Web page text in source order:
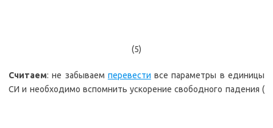
(5)
Считаем: не забываем перевести все параметры в единицы
СИ и необходимо вспомнить ускорение свободного падения (